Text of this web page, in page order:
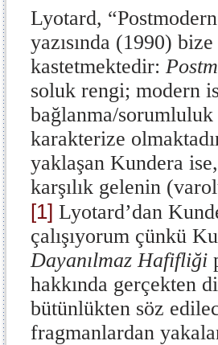
Lyotard,
yazısında (1990) bize
kastetmektedir:
soluk rengi; modern
bağlanma/
karakterize
yaklaşan Kundera
karşılık gelenin
[1] Lyotard’dan
çalışıyorum çünkü
Dayanılmaz Hafifliği
hakkında gerçekten
bütünlükten söz
fragmanlardan